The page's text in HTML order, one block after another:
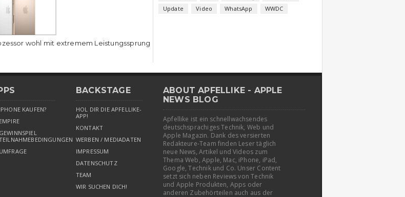
wohl mit extremem Leistungssprung
Update
Video WhatsApp WWDC
IPHONE KAUFEN?
EMPIRE
GEWINNSPIEL
UMFRAGE
BACKSTAGE
HOL DIR DIE APFELLIKE-
APP!
KONTAKT
WERBEN / MEDIADATEN
IMPRESSUM
DATENSCHUTZ
TEAM
WIR SUCHEN DICH!
ABOUT APFELLIKE - APPLE
NEWS BLOG
Apfellike ist ein schnellwachsendes
deutschsprachiges Technik, Web und
Apple Magazin. Dank des versierten
Redakteure-Team finden Leser täglich
neue News, Artikel und Videos zum
Thema Web, Apple, Mac, iPhone, iPad,
Google, Technik und Co. Unser Content
setzt sich neben Reviews von Technik
und Apple Produkten, Apps oder
anderen Zubehörteilen auch aus der